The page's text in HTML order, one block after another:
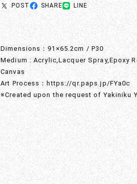
POST SHARE LINE
Dimensions：91×65.2cm / P30
Medium : Acrylic,Lacquer Spray,Epoxy
Canvas
Art Process：https://qr.paps.jp/FYa0c
※Created upon the request of Yakiniku